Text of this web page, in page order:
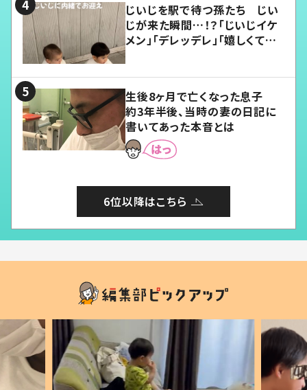
じいじを駅で待つ孫たち じい
じが来た瞬間…！？「じいじイケ
メン」「デレッデレ」「嬉しくて可
生後8ヶ月で亡くなった息子
約3年半後、当時の妻の日記に
書いてあった本音とは
6位以降はこちら